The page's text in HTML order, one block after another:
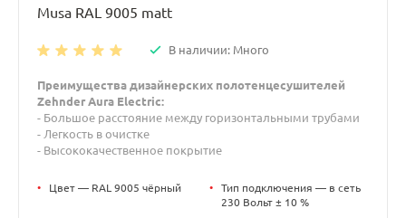
Musa RAL 9005 matt
В наличии: Много
Преимущества дизайнерских полотенцесушителей
Zehnder Aura Electric:
- Большое расстояние между горизонтальными трубами
- Легкость в очистке
- Высококачественное покрытие
• Цвет — RAL 9005 чёрный •
Тип подключения — в сеть
230 Вольт ± 10 %